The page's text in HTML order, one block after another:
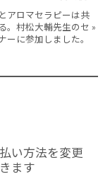
アロマセラピーは共
。村松大輔先生のセ
ーに参加しました。
»
い方法を変更
ます